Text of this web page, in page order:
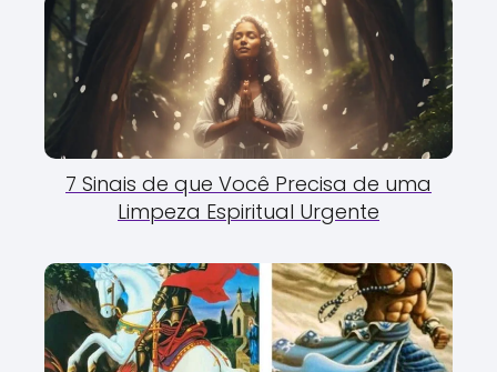
7 Sinais de que Você Precisa de uma
Limpeza Espiritual Urgente